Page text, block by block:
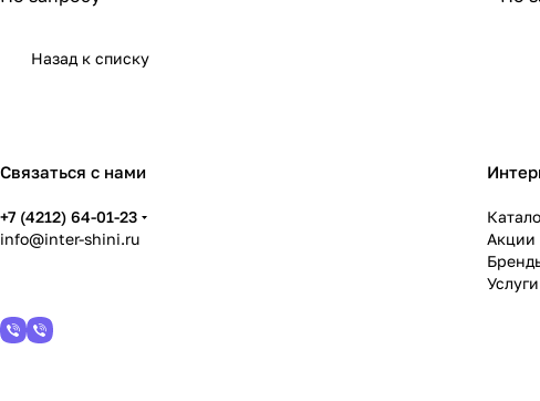
Назад к списку
Связаться с нами
+7 (4212) 64-01-23
info@inter-shini.ru
Акции
Услуги